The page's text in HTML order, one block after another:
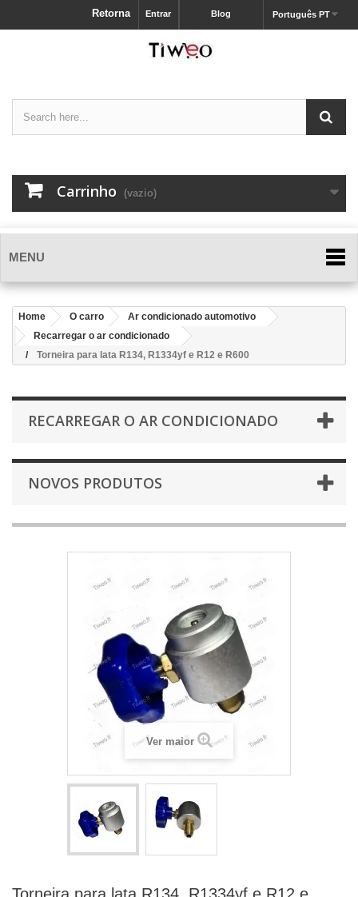
Português PT
Blog
Entrar
Retorna
Carrinho (vazio)
MENU
Home O carro
Ar condicionado automotivo
Recarregar o ar condicionado
Torneira para lata R134, R1334yf e R12 e R600
RECARREGAR O AR CONDICIONADO
NOVOS PRODUTOS
Ver maior